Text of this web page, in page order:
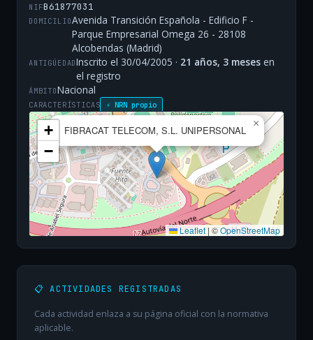
NIFB61877031
DOMICILIOAvenida Transición Española - Edificio F -
Parque Empresarial Omega 26 - 28108
Alcobendas (Madrid)
ANTIGÜEDADInscrito el 30/04/2005 · 21 años, 3 meses en
el registro
ÁMBITONacional
CARACTERÍSTICAS ⚡ NRN propio
FIBRACAT TELECOM, S.L. UNIPERSONAL
×
+
−
Leaflet |©OpenStreetMap
📋 ACTIVIDADES REGISTRADAS
Cada actividad enlaza a su página oficial con la normativa
aplicable.